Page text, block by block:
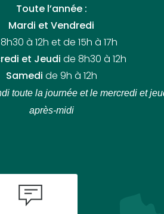
Toute l’année :
Mardi et Vendredi
à 12h et de 15h à 17h
et Jeudi de 8h30 à 12h
Samedi de 9h à 12h
toute la journée et le mercredi et
après-midi